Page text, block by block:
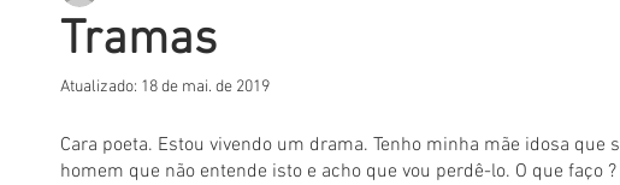
Tramas
Atualizado: 18 de mai. de 2019
Cara poeta. Estou vivendo um drama. Tenho minha mãe idosa que
homem que não entende isto e acho que vou perdê-lo. O que faço ?